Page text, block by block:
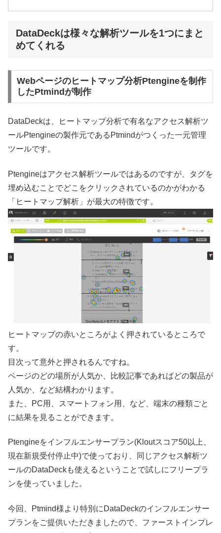
DataDeckは様々な解析ツールを1つにまと
めてくれる
Webページのヒートマップ分析Ptengineを制作
したPtmindが制作
DataDeckは、ヒートマップ分析で有名なアクセス解析ツ
ールPtengineの製作元であるPtmindがつくった一元管理
ツールです。
Ptengineはアクセス解析ツールではあるのですが、タグを
埋め込むことでどこをクリックされているのかがわかる
「ヒートマップ解析」が最大の特徴です。
ヒートマップの赤いところがよく押されているところで
す。
目次って意外と押されるんですね。
ページのどの場所が人気か、比較記事であればどの製品が
人気か、など結構わかります。
また、PC用、スマートフォン用、など、端末の種類ごと
に結果を見ることができます。
Ptengineをインフルエンサープラン(Kloutスコア50以上、
現在新規受付停止中)で使っており、同じアクセス解析ツ
ールのDataDeckも使えるということで試しにフリープラ
ンを使っていました。
今回、Ptmind様より特別にDataDeckのインフルエンサー
プランをご提供いただきましたので、ファーストインプレ